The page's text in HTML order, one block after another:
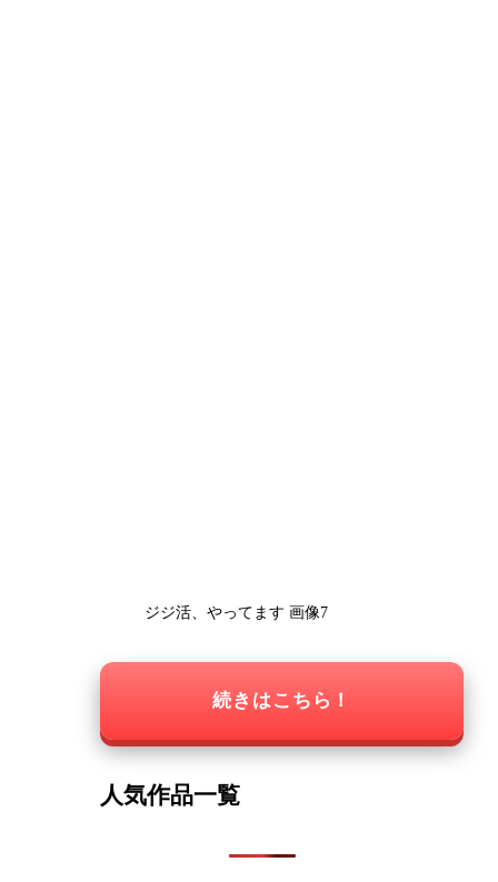
ジジ活、やってます 画像7
続きはこちら！
人気作品一覧